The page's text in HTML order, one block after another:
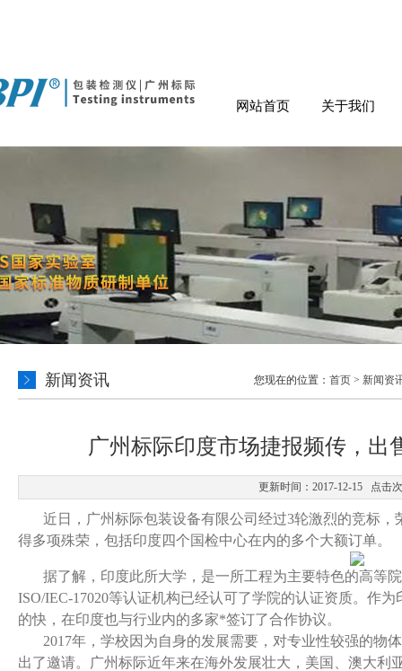
网站首页 关于我们
新闻资讯 您现在的位置： 首页 > 新闻资
广州标际印度市场捷报频传，出
更新时间：2017-12-15 点击
近日，广州标际包装设备有限公司经过3轮激烈的竞标，
得多项殊荣，包括印度四个国检中心在内的多个大额订单。
据了解，印度此所大学，是一所工程为主要特色的高等院
ISO/IEC-17020等认证机构已经认可了学院的认证资质。作
的快，在印度也与行业内的多家*签订了合作协议。
2017年，学校因为自身的发展需要，对专业性较强的物
出了邀请。广州标际近年来在海外发展壮大，美国、澳大利